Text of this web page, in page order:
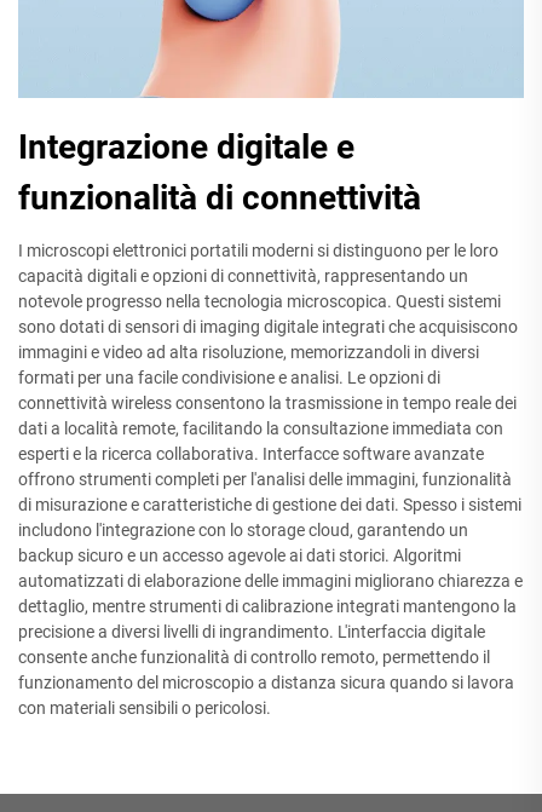
Integrazione digitale e
funzionalità di connettività
I microscopi elettronici portatili moderni si distinguono per le loro
capacità digitali e opzioni di connettività, rappresentando un
notevole progresso nella tecnologia microscopica. Questi sistemi
sono dotati di sensori di imaging digitale integrati che acquisiscono
immagini e video ad alta risoluzione, memorizzandoli in diversi
formati per una facile condivisione e analisi. Le opzioni di
connettività wireless consentono la trasmissione in tempo reale dei
dati a località remote, facilitando la consultazione immediata con
esperti e la ricerca collaborativa. Interfacce software avanzate
offrono strumenti completi per l'analisi delle immagini, funzionalità
di misurazione e caratteristiche di gestione dei dati. Spesso i sistemi
includono l'integrazione con lo storage cloud, garantendo un
backup sicuro e un accesso agevole ai dati storici. Algoritmi
automatizzati di elaborazione delle immagini migliorano chiarezza e
dettaglio, mentre strumenti di calibrazione integrati mantengono la
precisione a diversi livelli di ingrandimento. L'interfaccia digitale
consente anche funzionalità di controllo remoto, permettendo il
funzionamento del microscopio a distanza sicura quando si lavora
con materiali sensibili o pericolosi.